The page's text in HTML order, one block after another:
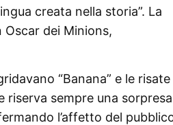
creata nella storia”. La
dei Minions,
“Banana” e le
riserva sempre una
l’affetto del